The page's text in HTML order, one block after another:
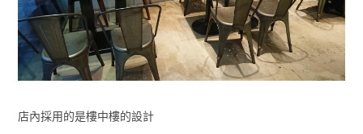
店內採用的是樓中樓的設計